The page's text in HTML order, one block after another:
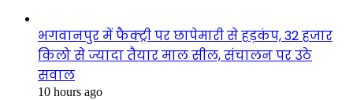
भगवानपुर में फैक्ट्री पर छापेमारी से हड़कंप, 32 हजार
किलो से ज्यादा तैयार माल सील, संचालन पर उठे
सवाल
10 hours ago